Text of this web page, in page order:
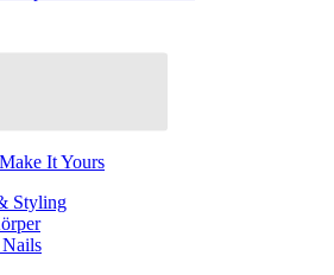
It Yours
Styling